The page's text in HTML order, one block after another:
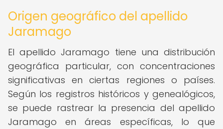
Origen geográfico del apellido
Jaramago
El apellido Jaramago tiene una distribución
geográfica particular, con concentraciones
significativas en ciertas regiones o países.
Según los registros históricos y genealógicos,
se puede rastrear la presencia del apellido
Jaramago en áreas específicas, lo que